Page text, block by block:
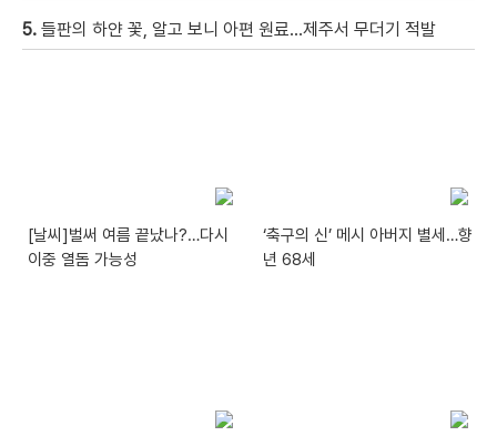
5. 들판의 하얀 꽃, 알고 보니 아편 원료…제주서 무더기 적발
[날씨]벌써 여름 끝났나?…다시
이중 열돔 가능성
‘축구의 신’ 메시 아버지 별세…향
년 68세